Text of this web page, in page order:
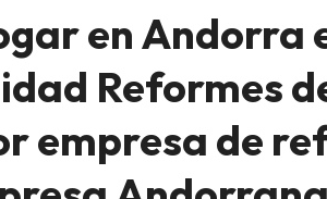
en Andorra
Reformes
empresa de